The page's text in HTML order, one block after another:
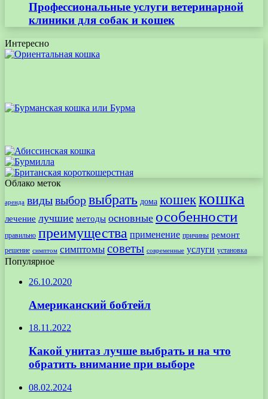
Профессиональные услуги ветеринарной
клиники для собак и кошек
Интересно
Облако меток
аренда видывыборвыбрать дома кошеккошка
лечение лучшие методы основные особенности
правильно преимущества применение причины ремонт
решение симптом симптомы советы современные услуги установка
Популярное
26.10.2020
Американский бобтейл
18.11.2022
Какой унитаз лучше выбрать и на что
обратить внимание при выборе
08.02.2024